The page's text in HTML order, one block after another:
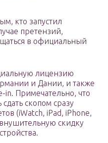
кто запустил
претензий,
в официальный
лицензию
и Дании, и также
in. Примечательно, что
скопом сразу
(iWatch, iPad, iPhone,
скидку